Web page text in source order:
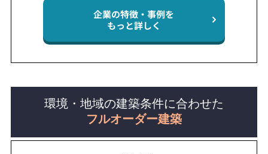
企業の特徴・事例を
もっと詳しく
環境・地域の建築条件に合わせた
フルオーダー建築